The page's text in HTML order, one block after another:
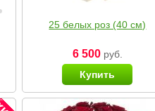
25 белых роз (40 см)
6 500руб.
Купить